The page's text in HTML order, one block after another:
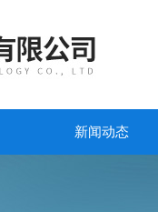
新闻动态